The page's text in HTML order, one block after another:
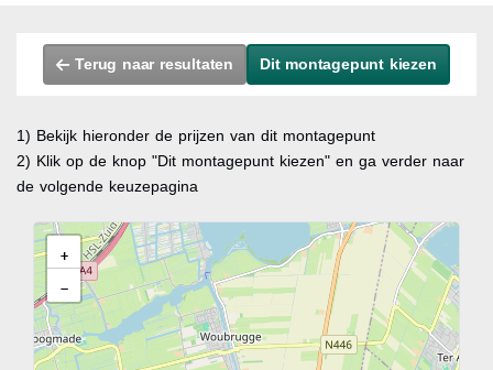
Terug naar resultaten Dit montagepunt kiezen
1) Bekijk hieronder de prijzen van dit montagepunt
2) Klik op de knop "Dit montagepunt kiezen" en ga verder naar
de volgende keuzepagina
+
−